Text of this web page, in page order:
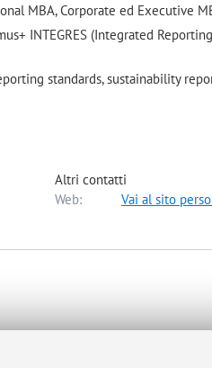
MBA, Corporate ed Executive
INTEGRES (Integrated
standards, sustainability
Altri contatti
Web:
Vai al sito